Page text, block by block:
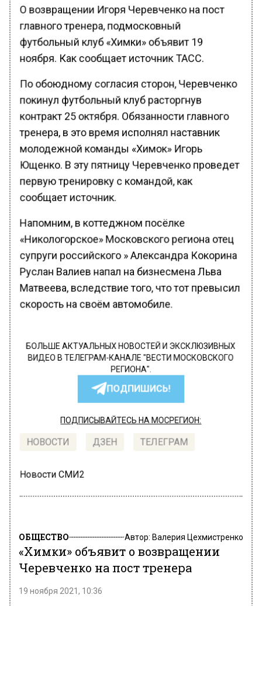
О возвращении Игоря Черевченко на пост
главного тренера, подмосковный
футбольный клуб «Химки» объявит 19
ноября. Как сообщает источник ТАСС.
По обоюдному согласия сторон, Черевченко
покинул футбольный клуб расторгнув
контракт 25 октября. Обязанности главного
тренера, в это время исполнял наставник
молодежной команды «Химок» Игорь
Ющенко. В эту пятницу Черевченко проведет
первую тренировку с командой, как
сообщает источник.
Напомним, в коттеджном посёлке
«Никологорское» Московского региона отец
супруги российского » Александра Кокорина
Руслан Валиев напал на бизнесмена Льва
Матвеева, вследствие того, что тот превысил
скорость на своём автомобиле.
БОЛЬШЕ АКТУАЛЬНЫХ НОВОСТЕЙ И ЭКСКЛЮЗИВНЫХ
ВИДЕО В ТЕЛЕГРАМ-КАНАЛЕ "ВЕСТИ МОСКОВСКОГО
РЕГИОНА".
ПОДПИШИСЬ!
ПОДПИСЫВАЙТЕСЬ НА МОСРЕГИОН:
НОВОСТИ ДЗЕН ТЕЛЕГРАМ
Новости СМИ2
ОБЩЕСТВО Автор: Валерия Цехмистренко
«Химки» объявит о возвращении
Черевченко на пост тренера
19 ноября 2021, 10:36